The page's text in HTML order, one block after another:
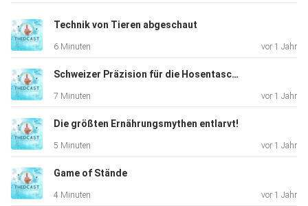
des Jahres 2025: den Rotfuchs! Warum wurde er
Tier des Jahres in Österreich? Was macht ihn so
besonders? Und was hat er eigentlich mit uns Menschen
am
Hut?
Ich erzähl euch alles über diesen cleveren
Extraklasse bis zum flauschigen
Fashion-Statement der Natur. Natürlich gibt’s wieder
Technik von Tieren abgeschaut
6 Minuten vor 1 Jahr
Schweizer Präzision für die Hosentasche
7 Minuten vor 1 Jahr
Die größten Ernährungsmythen entlarvt!
5 Minuten vor 1 Jahr
Game of Stände
4 Minuten vor 1 Jahr